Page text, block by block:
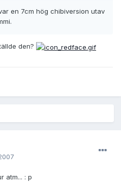
en 7cm hög chibiversion utav
den?
atm... : p